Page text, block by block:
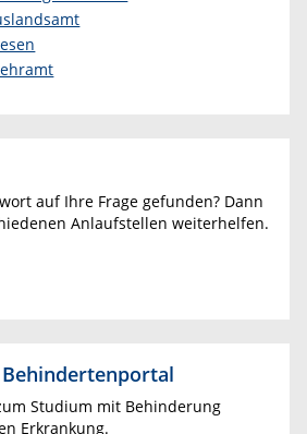
auf Ihre Frage gefunden? Dann
Anlaufstellen weiterhelfen.
Studium mit Behinderung
Erkrankung.